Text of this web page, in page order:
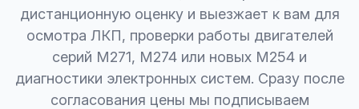
дистанционную оценку и выезжает к вам для
осмотра ЛКП, проверки работы двигателей
серий M271, M274 или новых M254 и
диагностики электронных систем. Сразу после
согласования цены мы подписываем